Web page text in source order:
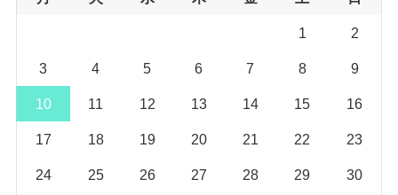
1 2
3 4 5 6 7 8 9
10 11 12 13 14 15 16
17 18 19 20 21 22 23
24 25 26 27 28 29 30